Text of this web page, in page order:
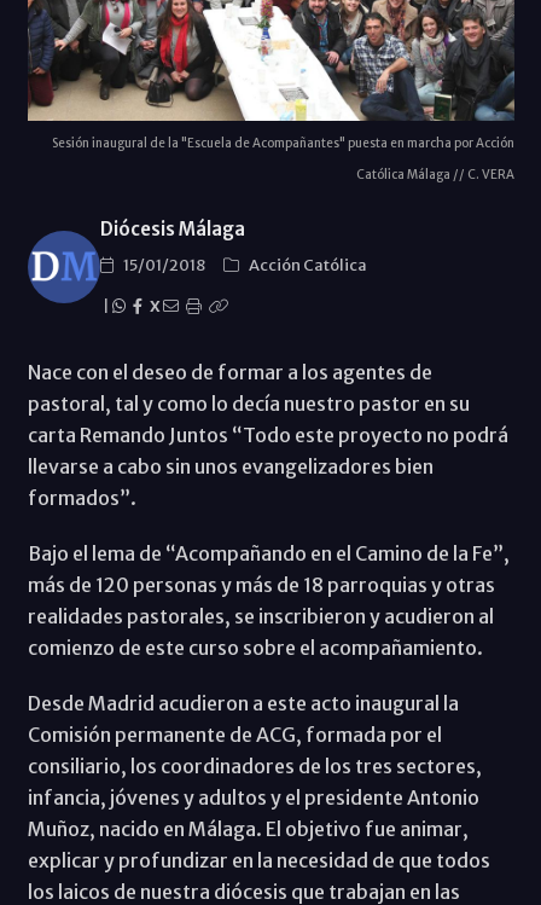
Sesión inaugural de la "Escuela de Acompañantes" puesta en marcha por Acción
Católica Málaga // C. VERA
Diócesis Málaga
15/01/2018
Acción Católica
X
Nace con el deseo de formar a los agentes de
pastoral, tal y como lo decía nuestro pastor en su
carta Remando Juntos “Todo este proyecto no podrá
llevarse a cabo sin unos evangelizadores bien
formados”.
Bajo el lema de “Acompañando en el Camino de la Fe”,
más de 120 personas y más de 18 parroquias y otras
realidades pastorales, se inscribieron y acudieron al
comienzo de este curso sobre el acompañamiento.
Desde Madrid acudieron a este acto inaugural la
Comisión permanente de ACG, formada por el
consiliario, los coordinadores de los tres sectores,
infancia, jóvenes y adultos y el presidente Antonio
Muñoz, nacido en Málaga. El objetivo fue animar,
explicar y profundizar en la necesidad de que todos
los laicos de nuestra diócesis que trabajan en las